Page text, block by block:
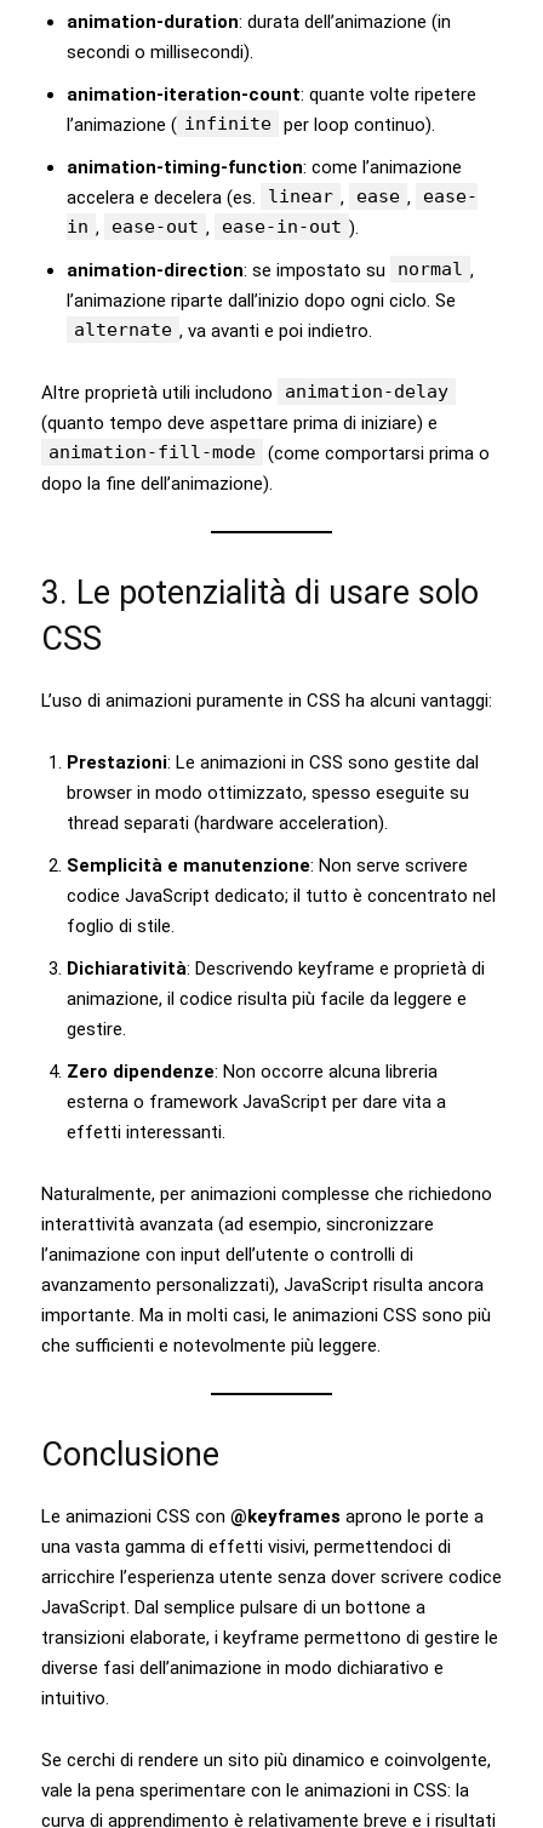
animation-duration: durata dell’animazione (in
secondi o millisecondi).
animation-iteration-count: quante volte ripetere
l’animazione ( infinite per loop continuo).
animation-timing-function: come l’animazione
accelera e decelera (es.
linear , ease ,
ease-
in , ease-out , ease-in-out ).
animation-direction: se impostato su normal ,
l’animazione riparte dall’inizio dopo ogni ciclo. Se
alternate , va avanti e poi indietro.
Altre proprietà utili includono
animation-delay
(quanto tempo deve aspettare prima di iniziare) e
animation-fill-mode (come comportarsi prima o
dopo la fine dell’animazione).
3. Le potenzialità di usare solo
CSS
L’uso di animazioni puramente in CSS ha alcuni vantaggi:
Prestazioni: Le animazioni in CSS sono gestite dal
browser in modo ottimizzato, spesso eseguite su
thread separati (hardware acceleration).
Semplicità e manutenzione: Non serve scrivere
codice JavaScript dedicato; il tutto è concentrato nel
foglio di stile.
Dichiaratività: Descrivendo keyframe e proprietà di
animazione, il codice risulta più facile da leggere e
gestire.
Zero dipendenze: Non occorre alcuna libreria
esterna o framework JavaScript per dare vita a
effetti interessanti.
Naturalmente, per animazioni complesse che richiedono
interattività avanzata (ad esempio, sincronizzare
l’animazione con input dell’utente o controlli di
avanzamento personalizzati), JavaScript risulta ancora
importante. Ma in molti casi, le animazioni CSS sono più
che sufficienti e notevolmente più leggere.
Conclusione
Le animazioni CSS con @keyframes aprono le porte a
una vasta gamma di effetti visivi, permettendoci di
arricchire l’esperienza utente senza dover scrivere codice
JavaScript. Dal semplice pulsare di un bottone a
transizioni elaborate, i keyframe permettono di gestire le
diverse fasi dell’animazione in modo dichiarativo e
intuitivo.
Se cerchi di rendere un sito più dinamico e coinvolgente,
vale la pena sperimentare con le animazioni in CSS: la
curva di apprendimento è relativamente breve e i risultati